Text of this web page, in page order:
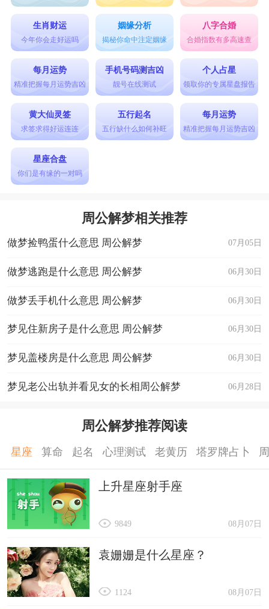
生肖财运
今年你会走好运吗
姻缘分析
揭秘你命中注定姻缘
八字合婚
合婚指数有多高速查
每月运势
精准把握每月运势吉凶
手机号码测吉凶
靓号在线测试
个人占星
领取你的专属星盘报告
黄大仙灵签
求签求得好运连连
五行起名
五行缺什么如何补旺
每月运势
精准把握每月运势吉凶
星座合盘
你们是有缘的一对吗
周公解梦相关推荐
07月05日
做梦捡鸭蛋什么意思 周公解梦
06月30日
做梦逃跑是什么意思 周公解梦
06月30日
做梦丢手机什么意思 周公解梦
06月30日
梦见住新房子是什么意思 周公解梦
06月30日
梦见盖楼房是什么意思 周公解梦
06月28日
梦见老公出轨并看见女的长相周公解梦
周公解梦推荐阅读
星座 算命 起名 心理测试 老黄历 塔罗牌占卜
上升星座射手座
08月07日
9849
袁姗姗是什么星座？
08月07日
1124